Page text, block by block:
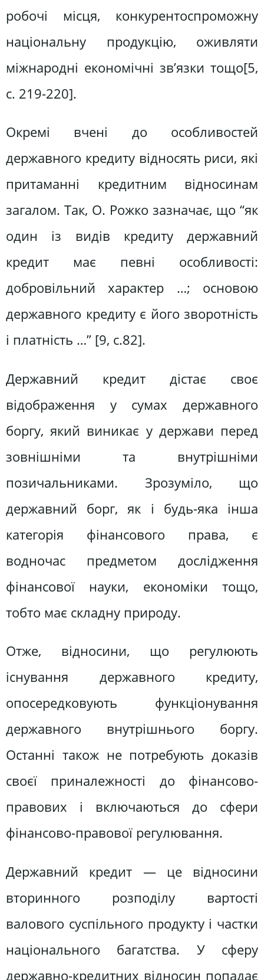
робочі місця, конкурентоспроможну
національну продукцію, оживляти
міжнародні економічні зв’язки тощо[5,
c. 219-220].
Окремі вчені до особливостей
державного кредиту відносять риси, які
притаманні кредитним відносинам
загалом. Так, О. Рожко зазначає, що “як
один із видів кредиту державний
кредит має певні особливості:
добровільний характер …; основою
державного кредиту є його зворотність
і платність …” [9, с.82].
Державний кредит дістає своє
відображення у сумах державного
боргу, який виникає у держави перед
зовнішніми та внутрішніми
позичальниками. Зрозуміло, що
державний борг, як і будь-яка інша
категорія фінансового права, є
водночас предметом дослідження
фінансової науки, економіки тощо,
тобто має складну природу.
Отже, відносини, що регулюють
існування державного кредиту,
опосередковують функціонування
державного внутрішнього боргу.
Останні також не потребують доказів
своєї приналежності до фінансово-
правових і включаються до сфери
фінансово-правової регулювання.
Державний кредит — це відносини
вторинного розподілу вартості
валового суспільного продукту і частки
національного багатства. У сферу
державно-кредитних відносин попадає